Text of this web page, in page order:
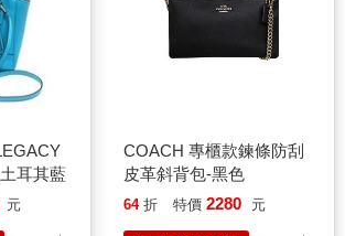
耳其藍
元
COACH 專櫃款鍊條防刮
皮革斜背包-黑色
64 折 特價 2280 元